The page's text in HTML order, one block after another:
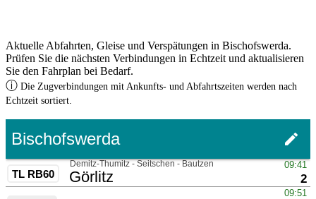
Aktuelle Abfahrten, Gleise und Verspätungen in Bischofswerda.
Prüfen Sie die nächsten Verbindungen in Echtzeit und aktualisieren
Sie den Fahrplan bei Bedarf.
ⓘ Die Zugverbindungen mit Ankunfts- und Abfahrtszeiten werden nach
Echtzeit sortiert.